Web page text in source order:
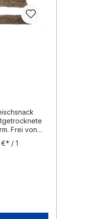
Frei von
und
Sie
von Minis?
der Form.
/ 1